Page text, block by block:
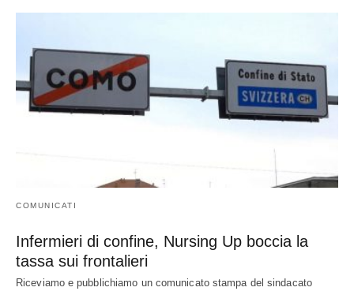
COMUNICATI
Infermieri di confine, Nursing Up boccia la
tassa sui frontalieri
Riceviamo e pubblichiamo un comunicato stampa del sindacato